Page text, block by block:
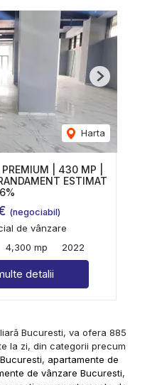
Harta
Next
| 430 MP |
ESTIMAT
(negociabil)
de vânzare
4,300 mp 2022
detalii
Bucuresti, va ofera 885
la zi, din categorii precum
, apartamente de
de vânzare Bucuresti,